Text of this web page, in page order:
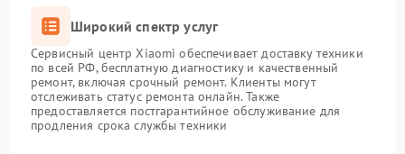
Широкий спектр услуг
Сервисный центр Xiaomi обеспечивает доставку техники
по всей РФ, бесплатную диагностику и качественный
ремонт, включая срочный ремонт. Клиенты могут
отслеживать статус ремонта онлайн. Также
предоставляется постгарантийное обслуживание для
продления срока службы техники